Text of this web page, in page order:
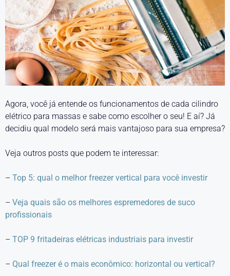
Agora, você já entende os funcionamentos de cada cilindro
elétrico para massas e sabe como escolher o seu! E aí? Já
decidiu qual modelo será mais vantajoso para sua empresa?
Veja outros posts que podem te interessar:
– Top 5: qual o melhor freezer vertical para você investir
– Veja quais são os melhores espremedores de suco
profissionais
– TOP 9 fritadeiras elétricas industriais para investir
– Qual freezer é o mais econômico: horizontal ou vertical?